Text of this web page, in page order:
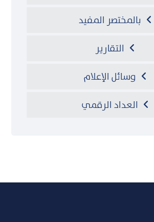
بالمختصر المفيد
التقارير
وسائل الإعلام
العداد الرقمي